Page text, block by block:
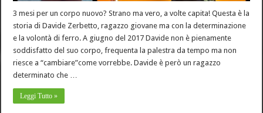
3 mesi per un corpo nuovo? Strano ma vero, a volte capita! Questa è la
storia di Davide Zerbetto, ragazzo giovane ma con la determinazione
e la volontà di ferro. A giugno del 2017 Davide non è pienamente
soddisfatto del suo corpo, frequenta la palestra da tempo ma non
riesce a “cambiare”come vorrebbe. Davide è però un ragazzo
determinato che …
Leggi Tutto »